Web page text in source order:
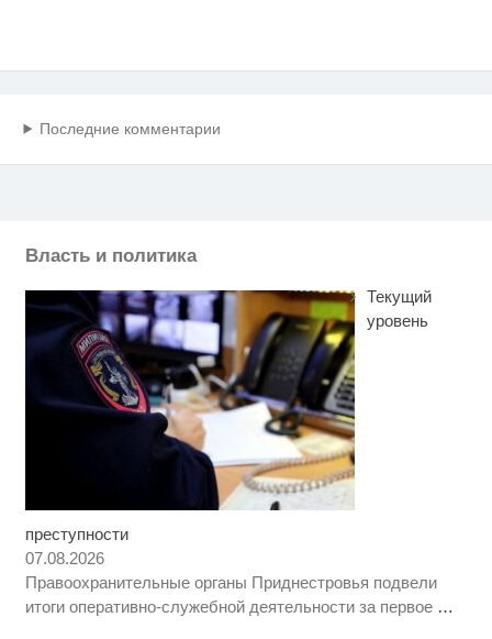
Последние комментарии
Власть и политика
Текущий
уровень
преступности
07.08.2026
Правоохранительные органы Приднестровья подвели
итоги оперативно-служебной деятельности за первое …
Этот танец невесты оставит вас
Королева вагона отожгла! Видео
не оставит равнодушным